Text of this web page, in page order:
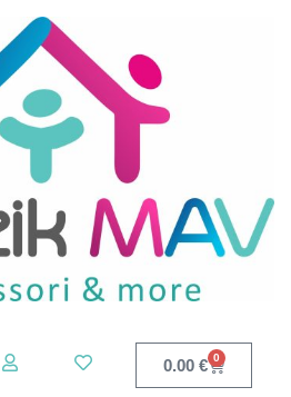
0.00 € 0